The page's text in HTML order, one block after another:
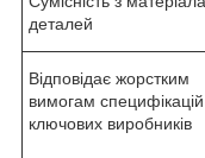
деталей
Відповідає жорстким
вимогам специфікацій
ключових виробників